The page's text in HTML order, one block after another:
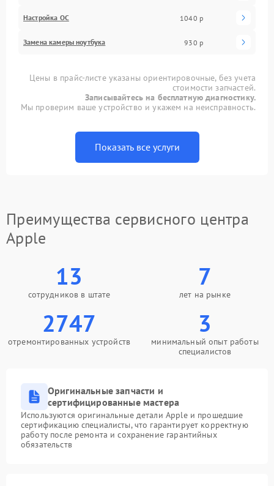
Настройка ОС 1040 р
Замена камеры ноутбука 930 р
Цены в прайс-листе указаны ориентировочные, без учета
стоимости запчастей.
Записывайтесь на бесплатную диагностику.
Мы проверим ваше устройство и укажем на неисправность.
Показать все услуги
Преимущества сервисного центра
Apple
13
сотрудников в штате
7
лет на рынке
2747
отремонтированных устройств
3
минимальный опыт работы
специалистов
Оригинальные запчасти и
сертифицированные мастера
Используются оригинальные детали Apple и прошедшие
сертификацию специалисты, что гарантирует корректную
работу после ремонта и сохранение гарантийных
обязательств